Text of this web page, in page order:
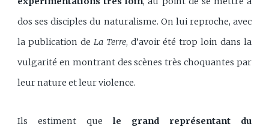
dos ses disciples du naturalisme. On lui reproche, avec
la publication de La Terre, d’avoir été trop loin dans la
vulgarité en montrant des scènes très choquantes par
leur nature et leur violence.
Ils estiment que le grand représentant du